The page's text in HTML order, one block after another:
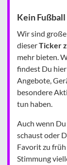
Kein
Wir sind
dieserTicker
mehr bieten.
findest Du
Angebote,
besondere
tun haben.
Auch wenn
schaust oder
Favorit zu früh
Stimmung